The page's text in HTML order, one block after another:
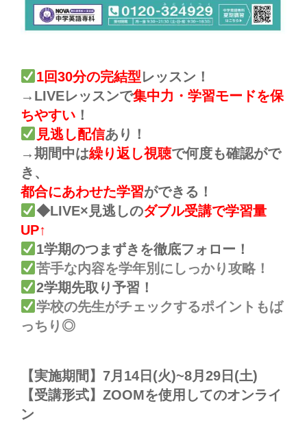
1回30分の完結型レッスン！
→LIVEレッスンで集中力・学習モードを保
ちやすい ！
見逃し配信あり！
→期間中は繰り返し視聴で何度も確認がで
き、
都合にあわせた学習ができる！
◆LIVE×見逃しのダブル受講で学習量
UP↑
1学期のつまずきを徹底フォロー！
苦手な内容を学年別にしっかり攻略！
2学期先取り予習！
学校の先生がチェックするポイントもば
っちり◎
【実施期間】7月14日(火)~8月29日(土)
【受講形式】ZOOMを使用してのオンライ
ン